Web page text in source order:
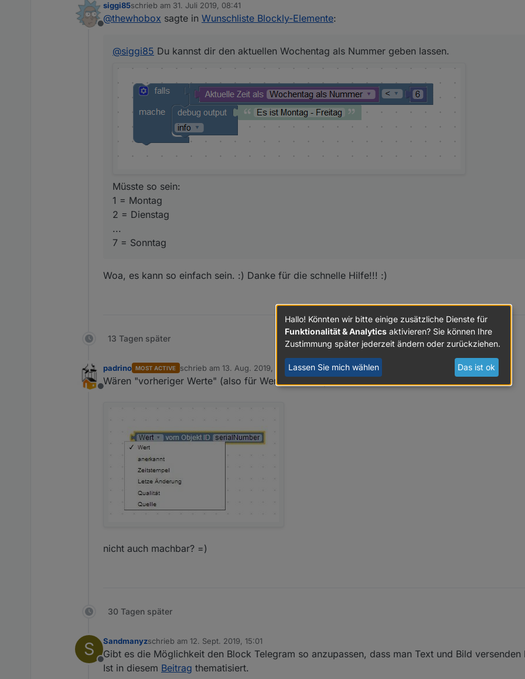
Müsste so sein:
1 = Montag
2 = Dienstag
...
7 = Sonntag
Offline
siggi85schrieb am 31. Juli 2019, 08:41
zuletzt editiert von
@thewhobox sagte in Wunschliste Blockly-Elemente:
@siggi85 Du kannst dir den aktuellen Wochentag als Nummer geben lassen.
Müsste so sein:
1 = Montag
2 = Dienstag
...
7 = Sonntag
Woa, es kann so einfach sein. :) Danke für die schnelle Hilfe!!! :)
13 Tagen später
Offline
padrino MOST ACTIVE schrieb am 13. Aug. 2019, 17:00
zuletzt editiert von padrino
Wären "vorheriger Werte" (also für Wert, Zeitstempel) hierfür
nicht auch machbar? =)
30 Tagen später
S
Offline
Sandmanyzschrieb am 12. Sept. 2019, 15:01
zuletzt editiert von
Gibt es die Möglichkeit den Block Telegram so anzupassen, dass man Text und Bild versenden
Ist in diesem Beitrag thematisiert.
Hallo! Könnten wir bitte einige zusätzliche Dienste für
Funktionalität & Analytics aktivieren? Sie können Ihre
Zustimmung später jederzeit ändern oder zurückziehen.
Lassen Sie mich wählen Das ist ok